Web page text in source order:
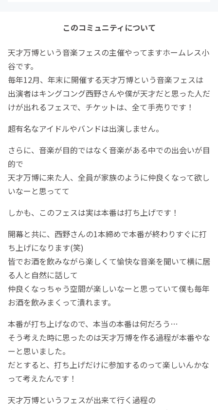
このコミュニティについて
天才万博という音楽フェスの主催やってますホームレス小
谷です。
毎年12月、年末に開催する天才万博という音楽フェスは
出演者はキングコング西野さんや僕が天才だと思った人だ
けが出れるフェスで、チケットは、全て手売りです！
超有名なアイドルやバンドは出演しません。
さらに、音楽が目的ではなく音楽がある中での出会いが目
的で
天才万博に来た人、全員が家族のように仲良くなって欲し
いなーと思ってて
しかも、このフェスは実は本番は打ち上げです！
開幕と共に、西野さんの1本締めで本番が終わりすぐに打
ち上げになります(笑)
皆でお酒を飲みながら楽しくて愉快な音楽を聞いて横に居
る人と自然に話して
仲良くなっちゃう空間が楽しいなーと思っていて僕も毎年
お酒を飲みまくって潰れます。
本番が打ち上げなので、本当の本番は何だろう…
そう考えた時に思ったのは天才万博を作る過程が本番やな
ーと思いました。
だとすると、打ち上げだけに参加するのって楽しいんかな
って考えたんです！
天才万博というフェスが出来て行く過程の